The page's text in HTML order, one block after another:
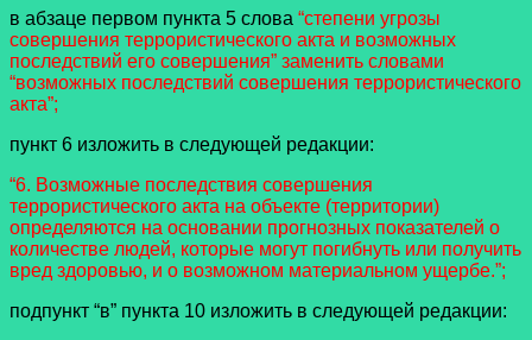
в абзаце первом пункта 5 слова “степени угрозы
совершения террористического акта и возможных
последствий его совершения” заменить словами
“возможных последствий совершения террористического
акта”;
пункт 6 изложить в следующей редакции:
“6. Возможные последствия совершения
террористического акта на объекте (территории)
определяются на основании прогнозных показателей о
количестве людей, которые могут погибнуть или получить
вред здоровью, и о возможном материальном ущербе.”;
подпункт “в” пункта 10 изложить в следующей редакции: